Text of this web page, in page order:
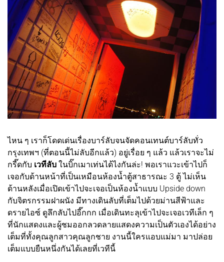
ไหน ๆ เราก็โดดเด่นเรื่องบาร์ลับจนจัดคอนเทนต์บาร์ลับทั่ว
กรุงเทพฯ (ที่ตอนนี้ไม่ลับอีกแล้ว) อยู่เรื่อย ๆ แล้ว แล้วเราจะไม่
กรี๊ดกับ เวทีลับ ในบิ๊กเมาเท่นได้ไงกันล่ะ! พอเราแวะเข้าไปก็
เจอกับด้านหน้าที่เป็นเหมือนห้องน้ำตู้สาธารณะ 3 ตู้ ไม่เห็น
ด้านหลังเมื่อเปิดเข้าไปจะเจอเป็นห้องน้ำแบบ Upside down
กับจิตรกรรมฝาผนัง มีทางเดินลับที่เต็มไปด้วยม่านสีฟ้าและ
ดรายไอซ์ ดูลึกลับไปอี๊กกก เมื่อเดินทะลุเข้าไปจะเจอเวทีเล็ก ๆ
ที่นักแสดงและผู้ชมออกลวดลายแสดงความเป็นตัวเองได้อย่าง
เต็มที่ทั้งคุณลูกสาวคุณลูกชาย งานนี้ใครแอบแม่มา มาปล่อย
เต็มแบบยืนหนึ่งกันได้เลยที่เวทีนี้